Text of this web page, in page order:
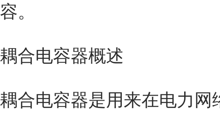
容。
耦合电容器概述
耦合电容器是用来在电力